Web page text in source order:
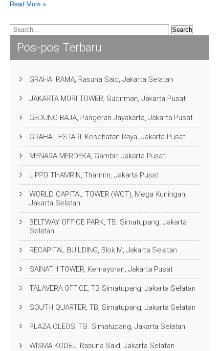
Read More »
Pos-pos Terbaru
GRAHA IRAMA, Rasuna Said, Jakarta Selatan
JAKARTA MORI TOWER, Sudirman, Jakarta Pusat
GEDUNG BAJA, Pangeran Jayakarta, Jakarta Pusat
GRAHA LESTARI, Kesehatan Raya, Jakarta Pusat
MENARA MERDEKA, Gambir, Jakarta Pusat
LIPPO THAMRIN, Thamrin, Jakarta Pusat
WORLD CAPITAL TOWER (WCT), Mega Kuningan,
Jakarta Selatan
BELTWAY OFFICE PARK, TB. Simatupang, Jakarta
Selatan
RECAPITAL BUILDING, Blok M, Jakarta Selatan
SAINATH TOWER, Kemayoran, Jakarta Pusat
TALAVERA OFFICE, TB Simatupang, Jakarta Selatan
SOUTH QUARTER, TB, Simatupang, Jakarta Selatan
PLAZA OLEOS, TB. Simatupang, Jakarta Selatan
WISMA KODEL, Rasuna Said, Jakarta Selatan